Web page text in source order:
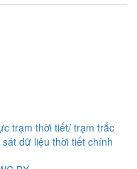
trạm thời tiết/ trạm trắc
dữ liệu thời tiết chính